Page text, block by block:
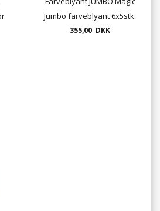
Jumbo farveblyant 6x5stk.
355,00 DKK